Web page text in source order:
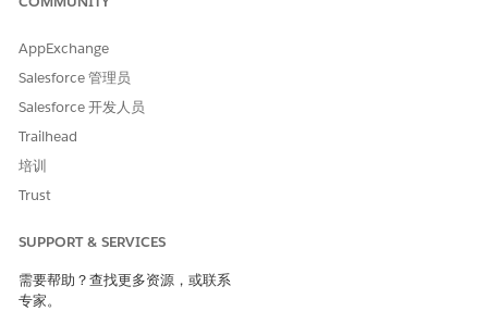
行动计划。
对于营业执照申请的操作计划，指定这些详细信息：
名称：[客户名称]的
开始日期：当前日期
本文章是否解决您的问题？
AppExchange
Salesforce 管理员
Salesforce 开发人员
Trailhead
培训
Trust
SUPPORT & SERVICES
需要帮助？查找更多资源，或联系
专家。